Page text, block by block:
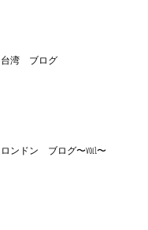
台湾 ブログ
ロンドン ブログ〜vol1〜